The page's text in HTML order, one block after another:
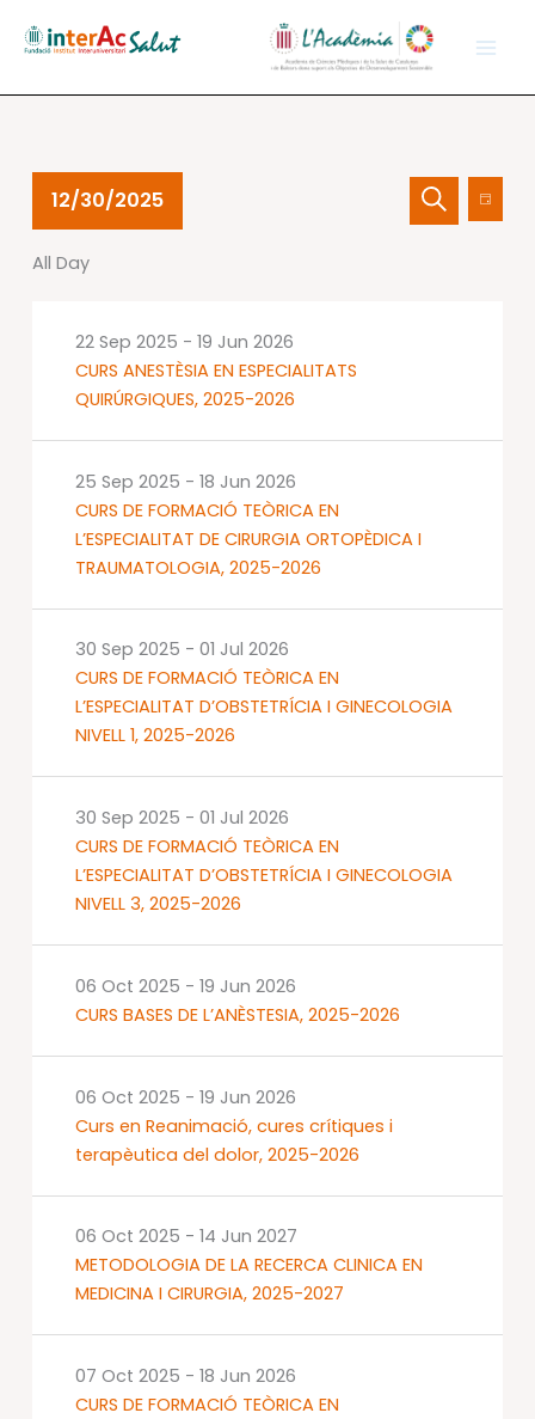
Events
Dec
Events
SearchSearch
Event
Views
Day
12/30/2025
date.
All Day
CURS ANESTÈSIA EN ESPECIALITATS
QUIRÚRGIQUES, 2025-2026
22 Sep 2025 - 19 Jun 2026
CURS DE FORMACIÓ TEÒRICA EN
L’ESPECIALITAT DE CIRURGIA ORTOPÈDICA I
TRAUMATOLOGIA, 2025-2026
25 Sep 2025 - 18 Jun 2026
CURS DE FORMACIÓ TEÒRICA EN
L’ESPECIALITAT D’OBSTETRÍCIA I GINECOLOGIA
NIVELL 1, 2025-2026
30 Sep 2025 - 01 Jul 2026
CURS DE FORMACIÓ TEÒRICA EN
L’ESPECIALITAT D’OBSTETRÍCIA I GINECOLOGIA
NIVELL 3, 2025-2026
30 Sep 2025 - 01 Jul 2026
CURS BASES DE L’ANÈSTESIA, 2025-2026
06 Oct 2025 - 19 Jun 2026
Curs en Reanimació, cures crítiques i
terapèutica del dolor, 2025-2026
06 Oct 2025 - 19 Jun 2026
METODOLOGIA DE LA RECERCA CLINICA EN
MEDICINA I CIRURGIA, 2025-2027
06 Oct 2025 - 14 Jun 2027
CURS DE FORMACIÓ TEÒRICA EN
07 Oct 2025 - 18 Jun 2026